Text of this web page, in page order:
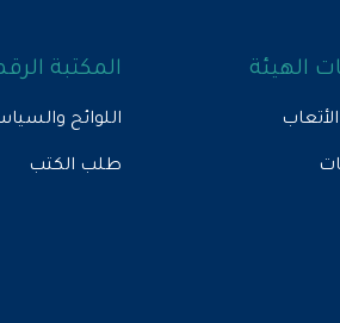
الهيئة المكتبة
اللوائح
طلب الكتب